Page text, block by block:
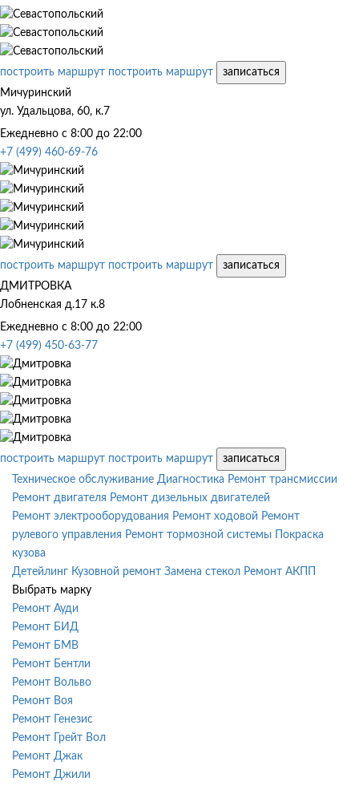
построить маршрут построить маршрут
записаться
Мичуринский
ул. Удальцова, 60, к.7
Ежедневно с 8:00 до 22:00
+7 (499) 460-69-76
построить маршрут построить маршрут
записаться
ДМИТРОВКА
Лобненская д.17 к.8
Ежедневно с 8:00 до 22:00
+7 (499) 450-63-77
построить маршрут построить маршрут
записаться
Техническое обслуживание Диагностика Ремонт трансмиссии
Ремонт двигателя Ремонт дизельных двигателей
Ремонт электрооборудования Ремонт ходовой Ремонт
рулевого управления Ремонт тормозной системы
Покраска
кузова
Детейлинг Кузовной ремонт Замена стекол Ремонт АКПП
Выбрать марку
Ремонт Ауди
Ремонт БИД
Ремонт БМВ
Ремонт Бентли
Ремонт Вольво
Ремонт Воя
Ремонт Генезис
Ремонт Грейт Вол
Ремонт Джак
Ремонт Джили